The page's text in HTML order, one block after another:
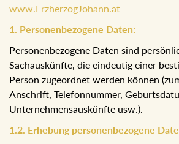
www.ErzherzogJohann.at
1. Personenbezogene Daten:
Personenbezogene Daten sind
Sachauskünfte, die eindeutig einer
Person zugeordnet werden können
Name, Anschrift, Telefonnummer,
Unternehmensauskünfte usw.).
1.2. Erhebung personenbezogene